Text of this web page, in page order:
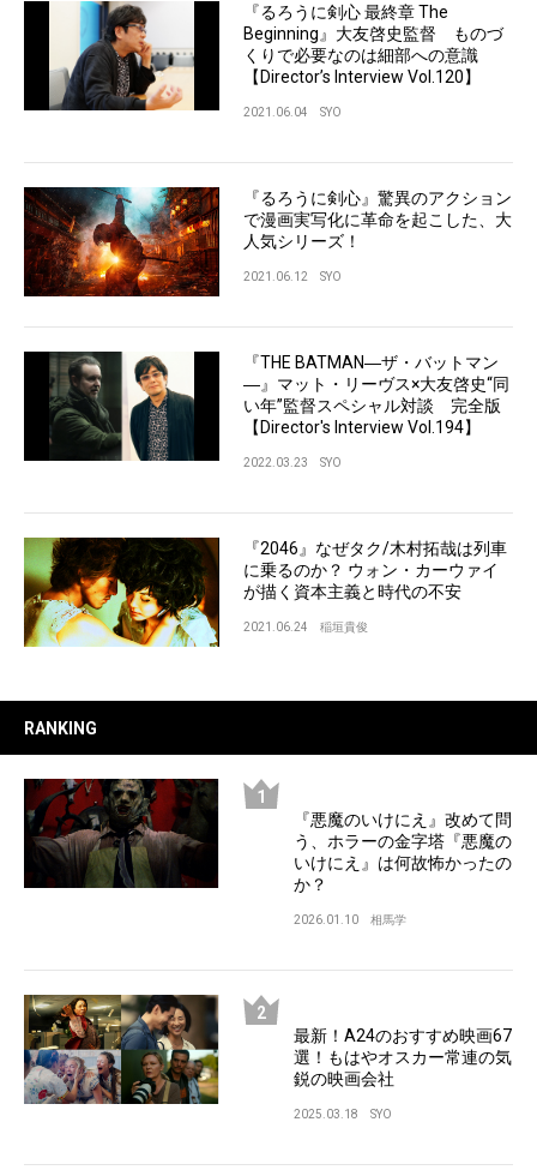
『るろうに剣心 最終章 The
Beginning』大友啓史監督 ものづ
くりで必要なのは細部への意識
【Director’s Interview Vol.120】
2021.06.04 SYO
『るろうに剣心』驚異のアクション
で漫画実写化に革命を起こした、大
人気シリーズ！
2021.06.12 SYO
『THE BATMAN―ザ・バットマン
―』マット・リーヴス×大友啓史“同
い年”監督スペシャル対談 完全版
【Director's Interview Vol.194】
2022.03.23 SYO
『2046』なぜタク/木村拓哉は列車
に乗るのか？ ウォン・カーウァイ
が描く資本主義と時代の不安
2021.06.24 稲垣貴俊
RANKING
『悪魔のいけにえ』改めて問
う、ホラーの金字塔『悪魔の
いけにえ』は何故怖かったの
か？
2026.01.10 相馬学
最新！A24のおすすめ映画67
選！もはやオスカー常連の気
鋭の映画会社
2025.03.18 SYO